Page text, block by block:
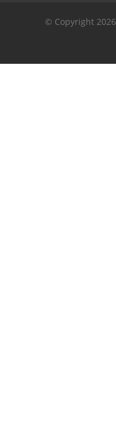
© Copyright 2026